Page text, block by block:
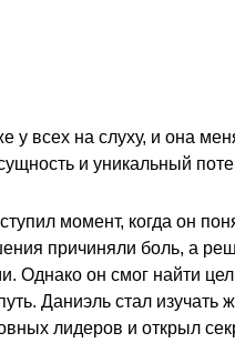
у всех на слуху, и она
и уникальный
момент, когда он
причиняли боль, а
Однако он смог найти
Даниэль стал изучать
лидеров и открыл